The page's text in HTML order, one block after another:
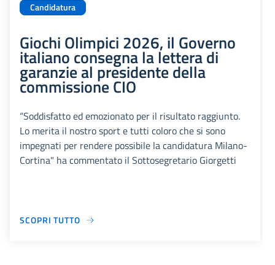
Candidatura
Giochi Olimpici 2026, il Governo
italiano consegna la lettera di
garanzie al presidente della
commissione CIO
“Soddisfatto ed emozionato per il risultato raggiunto.
Lo merita il nostro sport e tutti coloro che si sono
impegnati per rendere possibile la candidatura Milano-
Cortina" ha commentato il Sottosegretario Giorgetti
SCOPRI TUTTO